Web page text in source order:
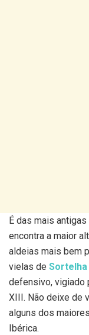
É das mais
encontra a maior
aldeias mais bem
vielas de Sortelha
defensivo, vigiado
XIII. Não deixe de
alguns dos
Ibérica.